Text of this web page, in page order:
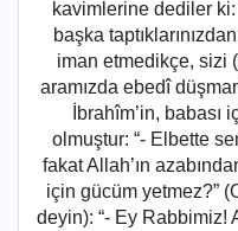
kavimlerine dediler
başka
iman etmedikçe, sizi
aramızda ebedî
İbrahîm’in,
olmuştur: “- Elbette
fakat Allah’ın
için gücüm yetmez?”
deyin): “- Ey Rabbimiz!